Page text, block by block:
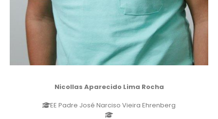
Nicollas Aparecido Lima Rocha
EE Padre José Narciso Vieira Ehrenberg